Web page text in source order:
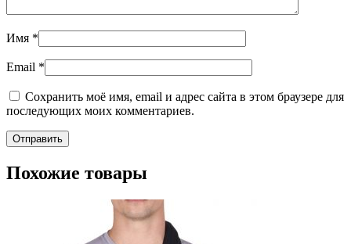
Имя *
Email *
Сохранить моё имя, email и адрес сайта в этом браузере для
последующих моих комментариев.
Похожие товары